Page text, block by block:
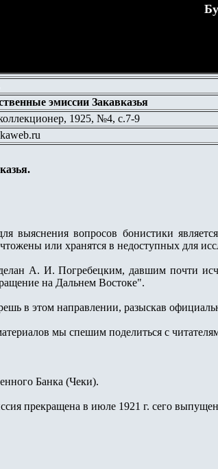
эмиссии Закавказья
1925, №4, с.7-9
выяснения вопросов бонистики
или хранятся в недоступных для
А. И. Погребецким, давшим почти
на Дальнем Востоке".
в этом направлении, разыскав
мы спешим поделиться с
Банка (Чеки).
прекращена в июле 1921 г. сего